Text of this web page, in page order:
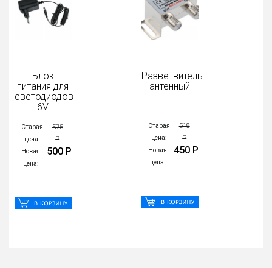
Блок
питания для
светодиодов
6V
Старая
цена:
575
Р
Новая
цена:
500 Р
Разветвитель
антенный
Старая
цена:
518
Р
Новая
цена:
450 Р